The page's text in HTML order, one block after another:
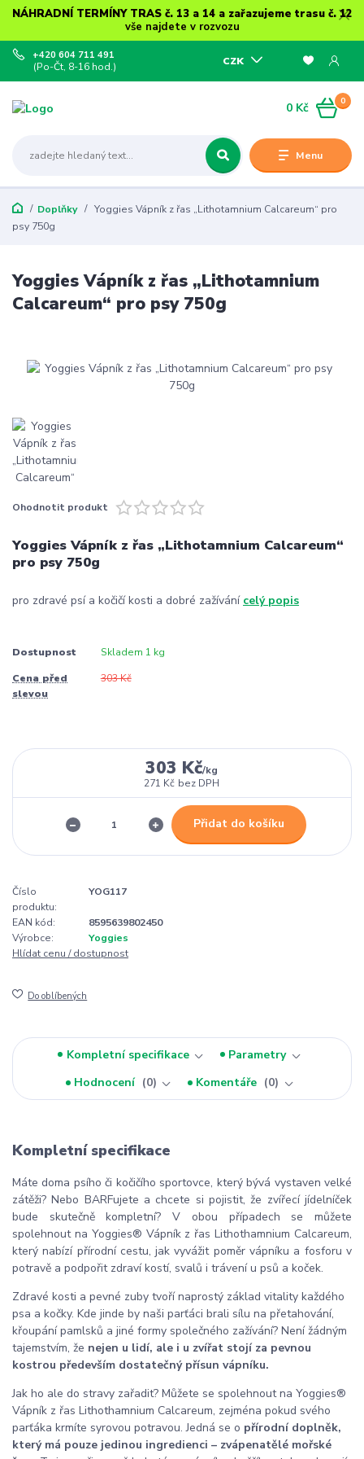
NÁHRADNÍ TERMÍNY TRAS č. 13 a 14 a zařazujeme trasu č. 12
vše najdete v rozvozu
Menu
CZK
+420 604 711 491
(Po-Čt, 8-16 hod.)
0
0 Kč
Doplňky
Yoggies Vápník z řas „Lithotamnium Calcareum“ pro
psy 750g
Yoggies Vápník z řas „Lithotamnium
Calcareum“ pro psy 750g
Ohodnotit produkt
Yoggies Vápník z řas „Lithotamnium Calcareum“
pro psy 750g
pro zdravé psí a kočičí kosti a dobré zažívání celý popis
Dostupnost Skladem 1 kg
Cena před
slevou
303 Kč
303 Kč/kg
271 Kč bez DPH
Přidat do košíku
Číslo
produktu:
YOG117
EAN kód:
8595639802450
Výrobce:
Yoggies
Hlídat cenu / dostupnost
Do oblíbených
Kompletní specifikace
Parametry
Hodnocení
0 Komentáře 0
Kompletní specifikace
Máte doma psího či kočičího sportovce, který bývá vystaven velké
zátěži? Nebo BARFujete a chcete si pojistit, že zvířecí jídelníček
bude skutečně kompletní? V obou případech se můžete
spolehnout na Yoggies® Vápník z řas Lithothamnium Calcareum,
který nabízí přírodní cestu, jak vyvážit poměr vápníku a fosforu v
potravě a podpořit zdraví kostí, svalů i trávení u psů a koček.
Zdravé kosti a pevné zuby tvoří naprostý základ vitality každého
psa a kočky. Kde jinde by naši parťáci brali sílu na přetahování,
křoupání pamlsků a jiné formy společného zažívání? Není žádným
tajemstvím, že nejen u lidí, ale i u zvířat stojí za pevnou
kostrou především dostatečný přísun vápníku.
Jak ho ale do stravy zařadit? Můžete se spolehnout na Yoggies®
Vápník z řas Lithothamnium Calcareum, zejména pokud svého
parťáka krmíte syrovou potravou. Jedná se o přírodní doplněk,
který má pouze jedinou ingredienci – zvápenatělé mořské